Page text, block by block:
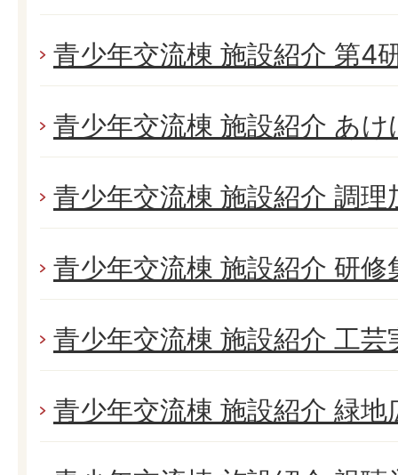
青少年交流棟 施設紹介 第4
青少年交流棟 施設紹介 あ
青少年交流棟 施設紹介 調理
青少年交流棟 施設紹介 研修
青少年交流棟 施設紹介 工芸
青少年交流棟 施設紹介 緑地